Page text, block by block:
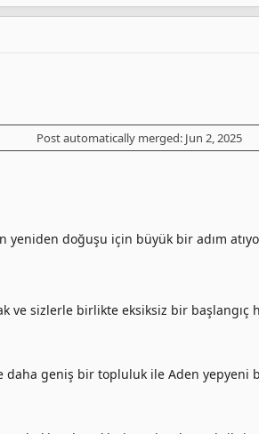
Post automatically merged: Jun 2, 2025
yeniden doğuşu için büyük bir adım
sizlerle birlikte eksiksiz bir başlangıç
geniş bir topluluk ile Aden yepyeni